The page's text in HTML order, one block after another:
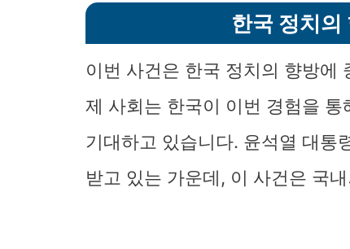
한국 정치의
이번 사건은 한국 정치의 향방에
제 사회는 한국이 이번 경험을
기대하고 있습니다. 윤석열 대통
받고 있는 가운데, 이 사건은 국